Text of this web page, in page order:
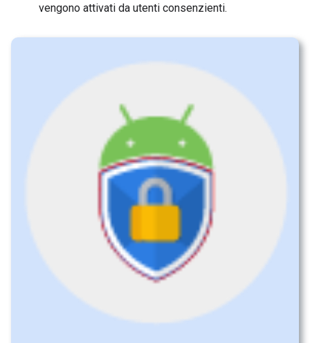
vengono attivati da utenti consenzienti.